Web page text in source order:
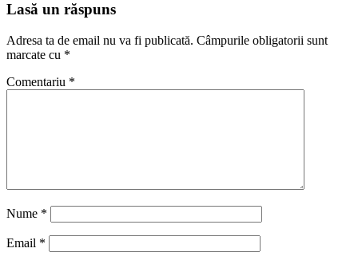
Lasă un răspuns
Adresa ta de email nu va fi publicată. Câmpurile obligatorii sunt
marcate cu *
Comentariu *
Nume *
Email *